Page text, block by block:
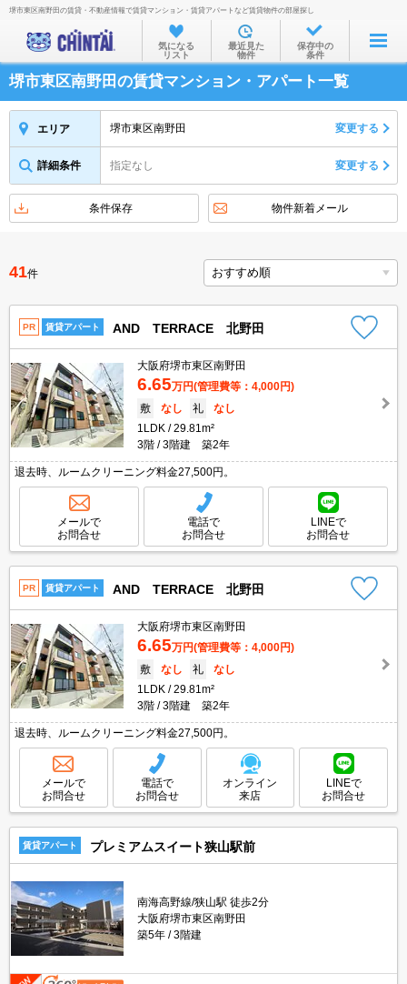
お部屋を探す
沿線・駅から
住所から
物件特集から
不動産会社から
TOP
堺市東区南野田の賃貸・不動産情報で賃貸マンション・賃貸アパートなど賃貸物件の部屋探し
気になる
リスト
最近見た
物件
保存中の
条件
堺市東区南野田の賃貸マンション・アパート一覧
エリア 堺市東区南野田 変更する
詳細条件 指定なし 変更する
条件保存 物件新着メール
41件
PR 賃貸アパート AND TERRACE 北野田
大阪府堺市東区南野田
6.65万円(管理費等：4,000円)
敷
なし 礼
なし
1LDK
29.81m²
3階
3階建 築2年
退去時、ルームクリーニング料金27,500円。
メールで
お問合せ
電話で
お問合せ
LINEで
お問合せ
PR 賃貸アパート AND TERRACE 北野田
大阪府堺市東区南野田
6.65万円(管理費等：4,000円)
敷
なし 礼
なし
1LDK
29.81m²
3階
3階建 築2年
退去時、ルームクリーニング料金27,500円。
メールで
お問合せ
電話で
お問合せ
オンライン
来店
LINEで
お問合せ
賃貸アパート プレミアムスイート狭山駅前
南海高野線/狭山駅 徒歩2分
大阪府堺市東区南野田
築5年
3階建